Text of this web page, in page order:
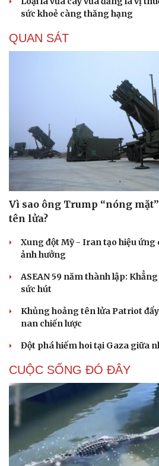
sức khoẻ càng thăng hạng
QUAN SÁT
Vì sao ông Trump “nóng
tên lửa?
Xung đột Mỹ - Iran tạo hiệu
ảnh hưởng
ASEAN 59 năm thành lập:
sức hút
Khủng hoảng tên lửa Patriot
nan chiến lược
Đột phá hiếm hoi tại Gaza giữa
CUỘC SỐNG ĐÓ ĐÂY